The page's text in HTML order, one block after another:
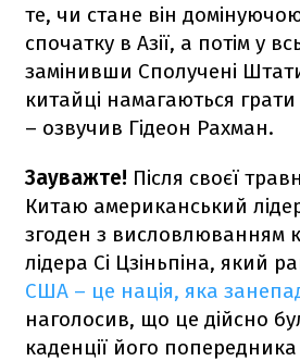
те, чи стане він
спочатку в Азії, а потім у
замінивши Сполучені
китайці намагаються грати
– озвучив Гідеон Рахман.
Зауважте! Після своєї
Китаю американський
згоден з висловлюванням
лідера Сі Цзіньпіна, який
США – це нація, яка
наголосив, що це дійсно
каденції його